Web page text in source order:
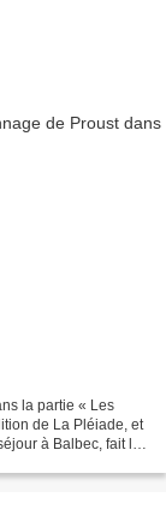
la partie « Les
de La Pléiade, et
à Balbec, fait le